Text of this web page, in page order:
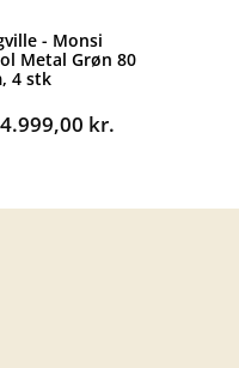
- Monsi
Metal Grøn 80
4 stk
Den
4.999,00 kr.Den